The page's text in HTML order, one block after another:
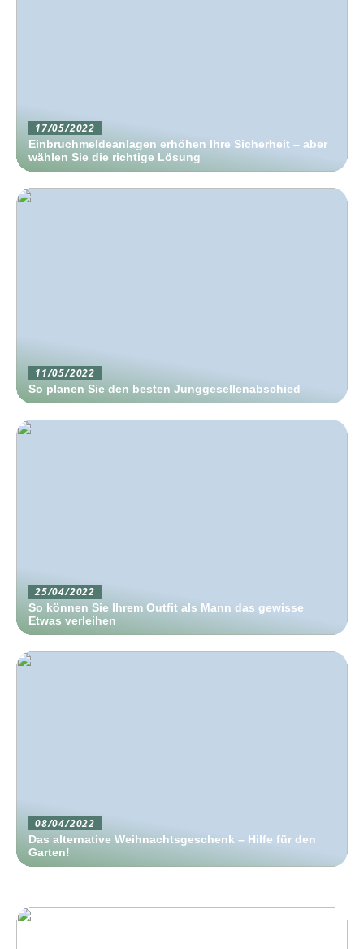
17/05/2022
Einbruchmeldeanlagen erhöhen Ihre Sicherheit – aber
wählen Sie die richtige Lösung
11/05/2022
So planen Sie den besten Junggesellenabschied
25/04/2022
So können Sie Ihrem Outfit als Mann das gewisse
Etwas verleihen
08/04/2022
Das alternative Weihnachtsgeschenk – Hilfe für den
Garten!